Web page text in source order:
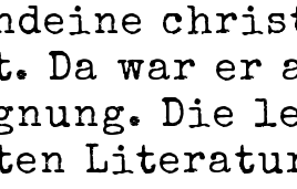
Da war er
Die